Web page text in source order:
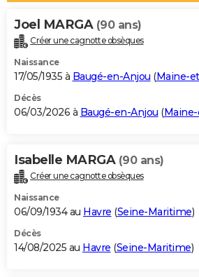
Alimentation
Guide de la santé
Maladies
Médicaments
Sommeil
VOYAGE
Destinations
City break
Voyage nature
Voyage de noces
Forum
Climat
+PHOTO
GUIDES D'ACHAT
BONS PLANS
Carte de Noël
Carte Bonne année
Carte Saint-Valentin
Carte Pâques
Carte d'anniversaire
DICTIONNAIRE
Dictionnaire
Biographies
Citations
Expressions
Proverbes
PROGRAMME TV
S'inscrire
Se connecter
Lycées
Collèges
Primaires
Universités
Entreprises
Service militaire
Avis de recherche
AVIS DE DÉCÈS
Joel MARGA (90 ans)
Créer une cagnotte obsèques
Naissance
17/05/1935 à Baugé-en-Anjou (Maine-
Décès
06/03/2026 à Baugé-en-Anjou (
Isabelle MARGA (90 ans)
Créer une cagnotte obsèques
Naissance
06/09/1934 au Havre (Seine-Maritime)
Décès
14/08/2025 au Havre (Seine-Maritime)